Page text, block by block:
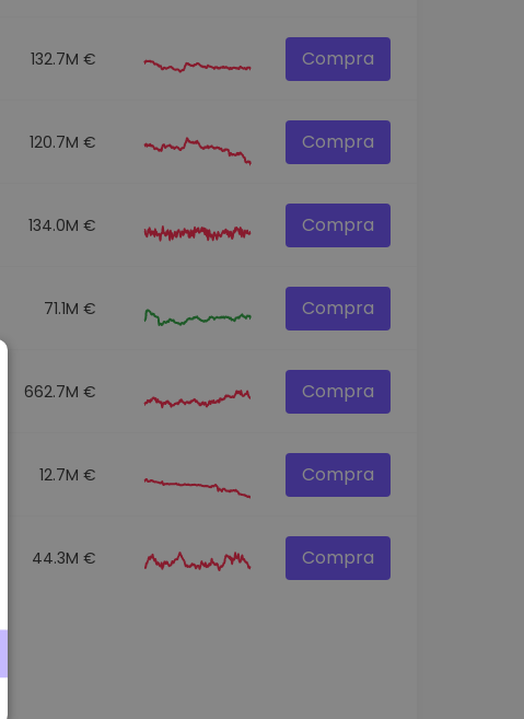
132.7M € Compra
120.7M € Compra
134.0M € Compra
71.1M € Compra
662.7M € Compra
12.7M € Compra
44.3M € Compra